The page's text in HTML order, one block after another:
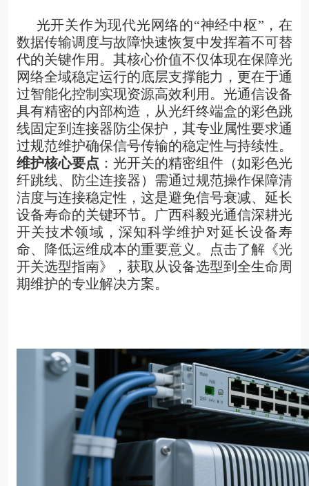
光开关作为现代光网络的“神经中枢”，在
数据传输调度与故障快速恢复中发挥着不可替
代的关键作用。其核心价值不仅体现在保障光
网络全域稳定运行的底层支撑能力，更在于通
过智能化控制实现资源高效利用。光通信设备
具有精密的内部构造，从光纤终端盒的彩色跳
线固定到连接器防尘保护，其专业属性要求通
过规范维护确保信号传输的稳定性与持续性。
维护核心要点 ：光开关的精密组件（如彩色光
纤跳线、防尘连接器）需通过规范操作保障清
洁度与连接稳定性，这是避免信号衰减、延长
设备寿命的关键环节。广西科毅光通信深耕光
开关技术领域，深知科学维护对延长设备寿
命、降低运维成本的重要意义。点击了解 《光
开关选型指南》
，获取从设备选型到全生命周
期维护的专业解决方案。